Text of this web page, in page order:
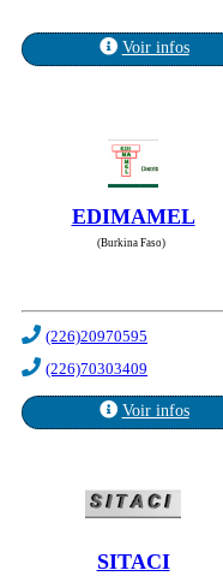
Voir infos
EDIMAMEL
(Burkina Faso)
(226)20970595
(226)70303409
Voir infos
SITACI